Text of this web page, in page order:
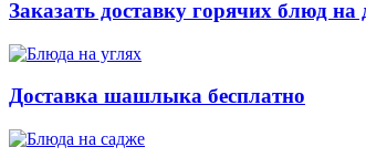
Заказать доставку горячих блюд
Доставка шашлыка бесплатно